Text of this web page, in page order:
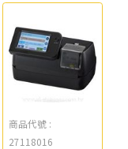
商品代號 :
27118016